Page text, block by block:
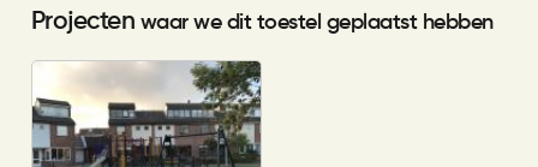
Projecten waar we dit toestel geplaatst hebben